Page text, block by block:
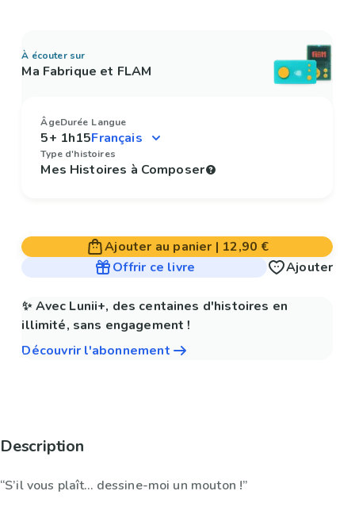
À écouter sur
Ma Fabrique et FLAM
Âge
5+
Durée
1h15
Langue
Type d'histoires
Mes Histoires à Composer
Ajouter au panier | 12,90 €
Offrir ce livre
Ajouter
✨ Avec Lunii+, des centaines d'histoires en
illimité, sans engagement !
Découvrir l'abonnement
Description
“S’il vous plaît… dessine-moi un mouton !”